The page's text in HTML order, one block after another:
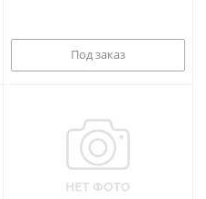
Под заказ